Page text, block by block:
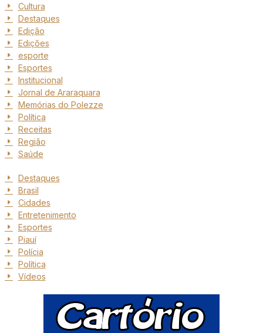
Cultura
Destaques
Edição
Edições
esporte
Esportes
Institucional
Jornal de Araraquara
Memórias do Polezze
Política
Receitas
Região
Saúde
Destaques
Brasil
Cidades
Entretenimento
Esportes
Piauí
Polícia
Política
Vídeos